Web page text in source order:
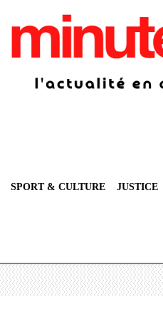
SPORT & CULTURE JUSTICE